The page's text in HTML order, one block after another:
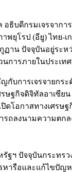
ธิบดีกรมเจรจากา
าพยุโรป (อียู) ไทย
ฏาน ปัจจุบันอยู่ระ
การภายในประเท
บการเจรจายกร
รษฐกิจดิจิทัลอาเ
ดโอกาสทางเศร
ถลงนามความตก
ฐฯ ปัจจุบันกระทร
ารือและแก้ไขปัญห